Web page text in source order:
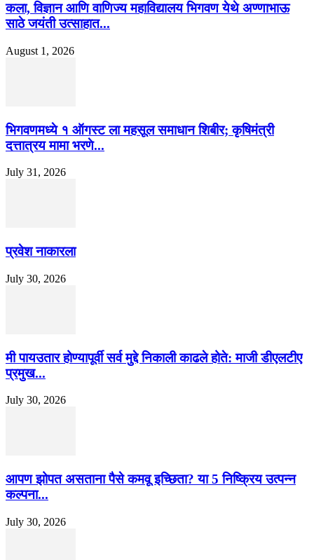
कला, विज्ञान आणि वाणिज्य महाविद्यालय भिगवण येथे अण्णाभाऊ
साठे जयंती उत्साहात...
August 1, 2026
भिगवणमध्ये १ ऑगस्ट ला महसूल समाधान शिबीर; कृषिमंत्री
दत्तात्रय मामा भरणे...
July 31, 2026
प्रवेश नाकारला
July 30, 2026
मी पायउतार होण्यापूर्वी सर्व मुद्दे निकाली काढले होते: माजी डीएलटीए
प्रमुख...
July 30, 2026
आपण झोपत असताना पैसे कमवू इच्छिता? या 5 निष्क्रिय उत्पन्न
कल्पना...
July 30, 2026